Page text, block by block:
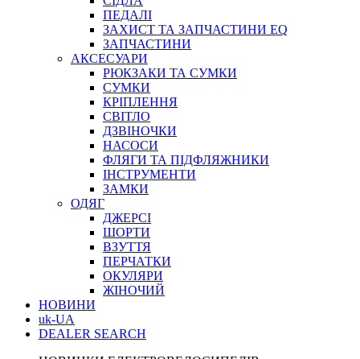
ПЕДАЛІ
ЗАХИСТ ТА ЗАПЧАСТИНИ EQ
ЗАПЧАСТИНИ
АКСЕСУАРИ
РЮКЗАКИ ТА СУМКИ
СУМКИ
КРІПЛЕННЯ
СВІТЛО
ДЗВІНОЧКИ
НАСОСИ
ФЛЯГИ ТА ПІДФЛЯЖНИКИ
ІНСТРУМЕНТИ
ЗАМКИ
ОДЯГ
ДЖЕРСІ
ШОРТИ
ВЗУТТЯ
ПЕРЧАТКИ
ОКУЛЯРИ
ЖІНОЧИЙ
НОВИНИ
uk-UA
DEALER SEARCH